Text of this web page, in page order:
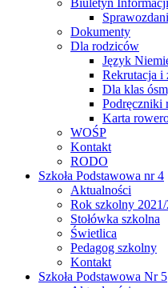
Biuletyn
Dokumenty
Dla rodziców
Język
Rekrutacja i
Dla klas
Podręczniki
Karta
WOŚP
Kontakt
RODO
Szkoła Podstawowa nr 4
Aktualności
Rok szkolny 2021/
Stołówka szkolna
Świetlica
Pedagog szkolny
Kontakt
Szkoła Podstawowa Nr 5